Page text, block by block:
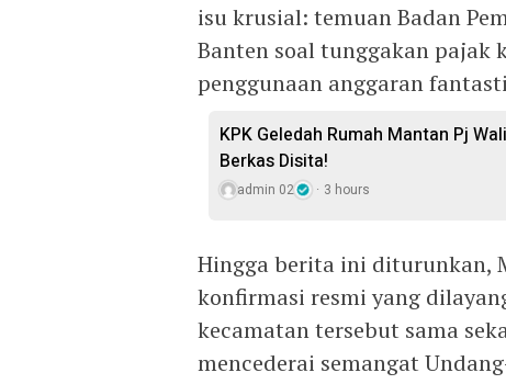
isu krusial: temuan Badan
Banten soal tunggakan pajak
penggunaan anggaran
KPK Geledah Rumah Mantan Pj
Berkas Disita!
admin 02 3 hours
Hingga berita ini diturunkan,
konfirmasi resmi yang
kecamatan tersebut sama
mencederai semangat